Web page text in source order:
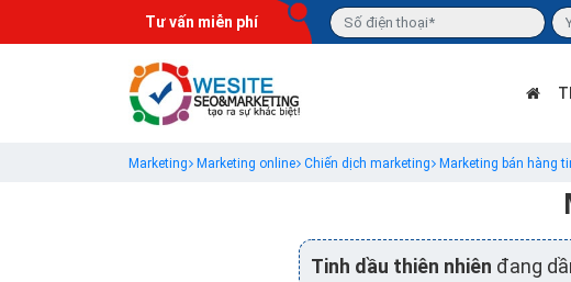
Tư vấn miễn phí
Marketing Marketing online Chiến dịch marketing Marketing bán hàng
Tinh dầu thiên nhiên đang